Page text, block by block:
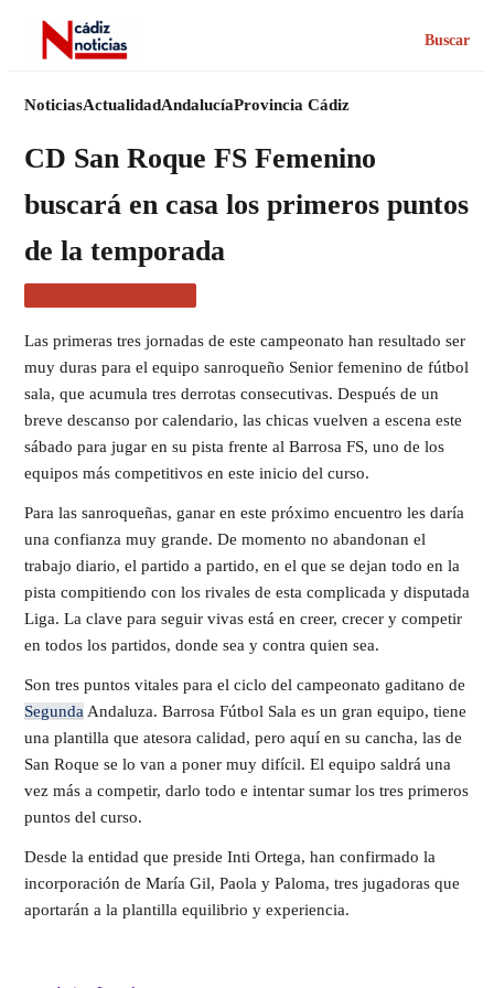
Buscar
NoticiasActualidadAndalucíaProvincia Cádiz
CD San Roque FS Femenino
buscará en casa los primeros puntos
de la temporada
Las primeras tres jornadas de este campeonato han resultado ser
muy duras para el equipo sanroqueño Senior femenino de fútbol
sala, que acumula tres derrotas consecutivas. Después de un
breve descanso por calendario, las chicas vuelven a escena este
sábado para jugar en su pista frente al Barrosa FS, uno de los
equipos más competitivos en este inicio del curso.
Para las sanroqueñas, ganar en este próximo encuentro les daría
una confianza muy grande. De momento no abandonan el
trabajo diario, el partido a partido, en el que se dejan todo en la
pista compitiendo con los rivales de esta complicada y disputada
Liga. La clave para seguir vivas está en creer, crecer y competir
en todos los partidos, donde sea y contra quien sea.
Son tres puntos vitales para el ciclo del campeonato gaditano de
Segunda Andaluza. Barrosa Fútbol Sala es un gran equipo, tiene
una plantilla que atesora calidad, pero aquí en su cancha, las de
San Roque se lo van a poner muy difícil. El equipo saldrá una
vez más a competir, darlo todo e intentar sumar los tres primeros
puntos del curso.
Desde la entidad que preside Inti Ortega, han confirmado la
incorporación de María Gil, Paola y Paloma, tres jugadoras que
aportarán a la plantilla equilibrio y experiencia.